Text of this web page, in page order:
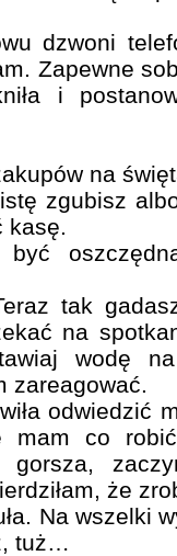
dzwoni
Zapewne
i
na
zgubisz
kasę.
być
tak
na
wodę
zareagować.
odwiedzić
mam co
że
Na wszelki
tuż…